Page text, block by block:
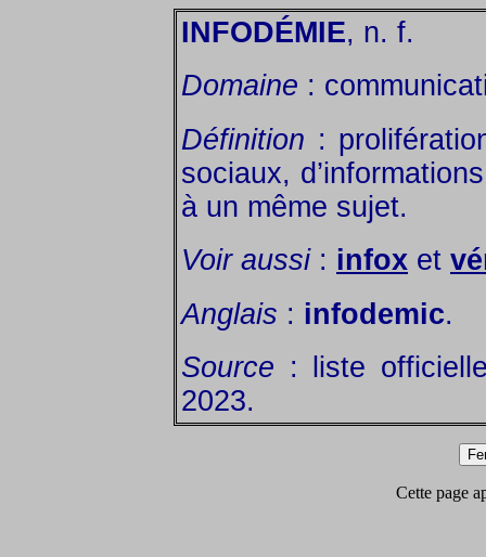
INFODÉMIE, n. f.
Domaine :
Définition :
sociaux,
à un même sujet.
Voir aussi: infox et
Anglais : infodemic.
Source : liste
2023.
Cette page